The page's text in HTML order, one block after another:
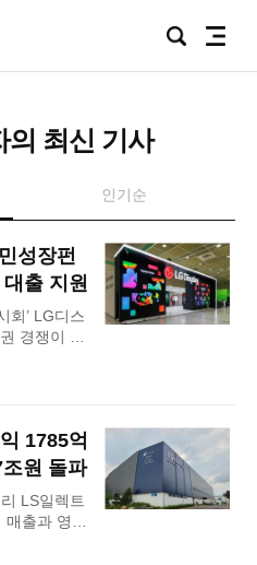
검
전
의 최신 기사
인기순
성장펀
출 지원
회’ LG디스
위해 대규
레이의 자
1785억
원 돌파
출과 영업
경신했다.